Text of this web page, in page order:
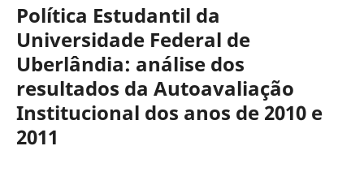
Política Estudantil da
Universidade Federal de
Uberlândia: análise dos
resultados da Autoavaliação
Institucional dos anos de 2010 e
2011